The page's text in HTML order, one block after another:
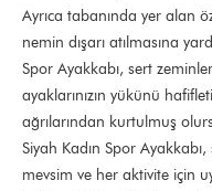
Ayrıca tabanında yer alan
nemin dışarı atılmasına
Spor Ayakkabı, sert
ayaklarınızın yükünü
ağrılarından kurtulmuş
Siyah Kadın Spor
mevsim ve her aktivite için